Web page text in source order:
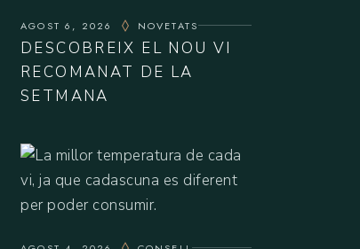
AGOST 6, 2026 NOVETATS
DESCOBREIX EL NOU VI
RECOMANAT DE LA
SETMANA